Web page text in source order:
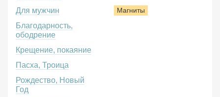
Для мужчин
Благодарность,
ободрение
Крещение, покаяние
Пасха, Троица
Рождество, Новый
Год
Магниты